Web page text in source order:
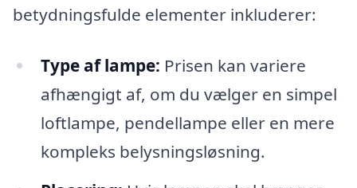
betydningsfulde elementer inkluderer:
Type af lampe: Prisen kan variere
afhængigt af, om du vælger en simpel
loftlampe, pendellampe eller en mere
kompleks belysningsløsning.